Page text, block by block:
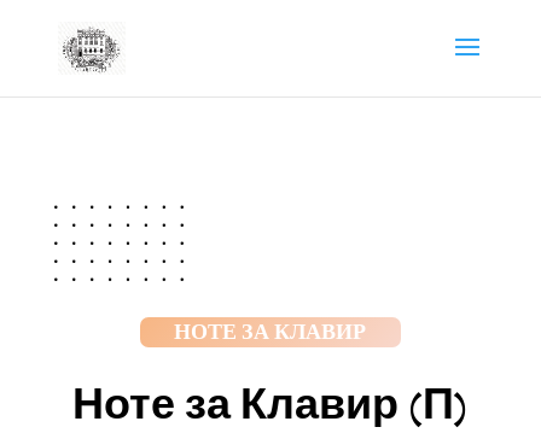
НОТЕ ЗА КЛАВИР
Ноте за Клавир (П)